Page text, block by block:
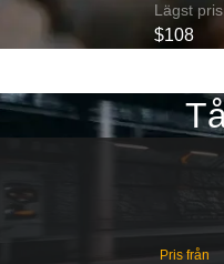
Lägst
$108
Pris från